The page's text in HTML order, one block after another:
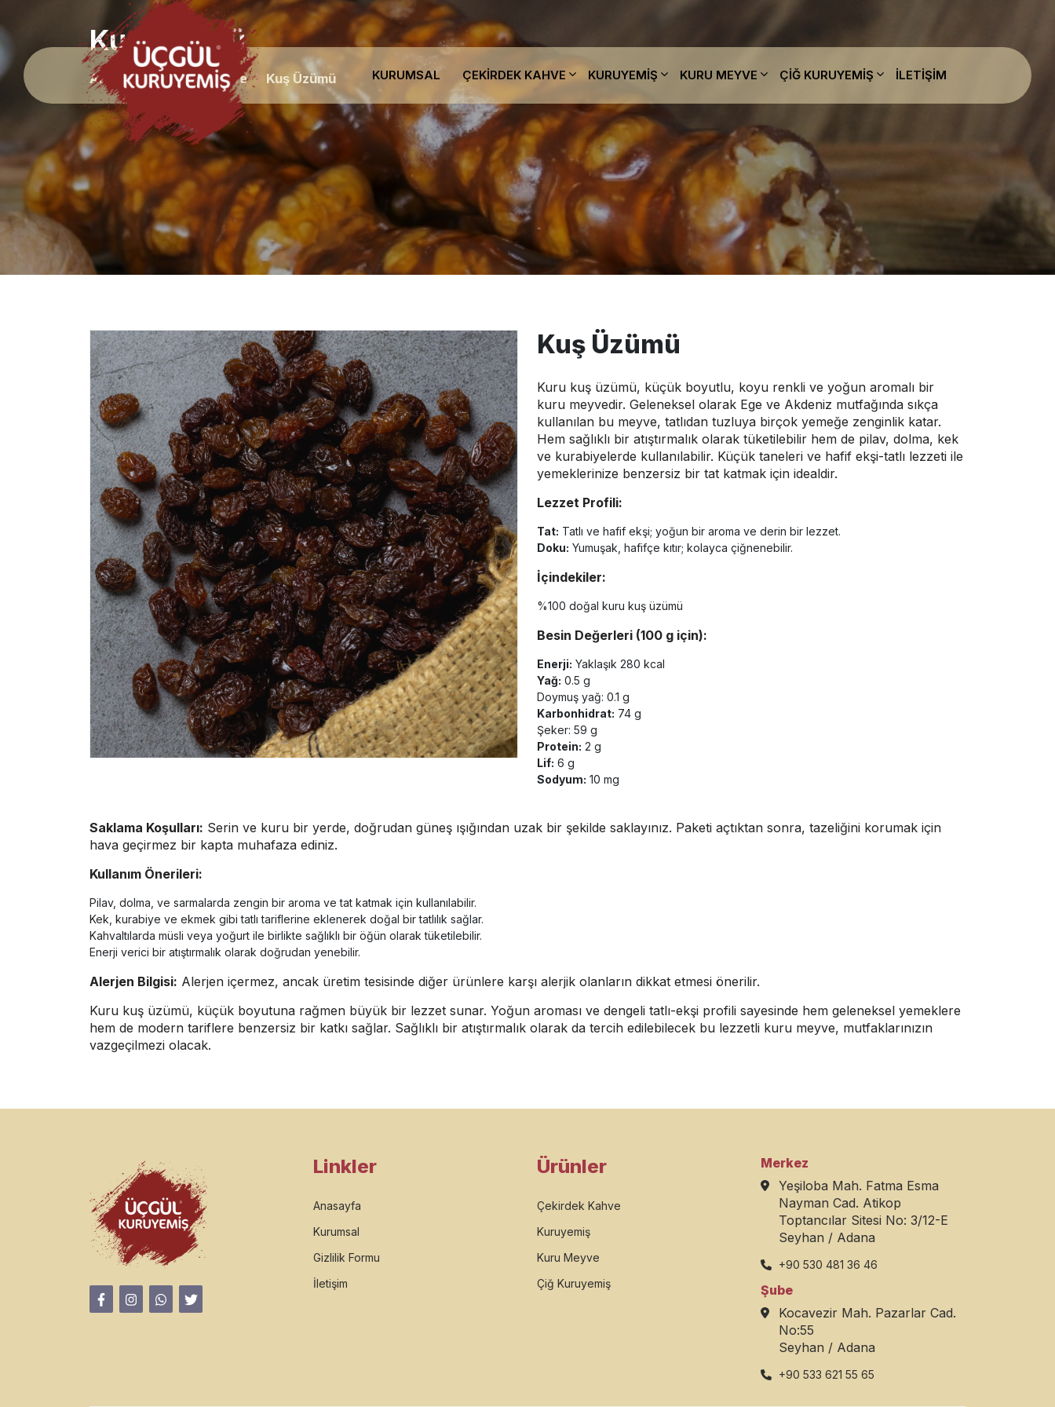
KURUMSAL ÇEKIRDEK KAHVE KURUYEMIŞ KURU MEYVE ÇIĞ KURUYEMIŞ İLETIŞIM
Kuş Üzümü
Anasayfa Kuru Meyve Kuş Üzümü
Kuş Üzümü
Kuru kuş üzümü, küçük boyutlu, koyu renkli ve yoğun aromalı bir
kuru meyvedir. Geleneksel olarak Ege ve Akdeniz mutfağında sıkça
kullanılan bu meyve, tatlıdan tuzluya birçok yemeğe zenginlik katar.
Hem sağlıklı bir atıştırmalık olarak tüketilebilir hem de pilav, dolma, kek
ve kurabiyelerde kullanılabilir. Küçük taneleri ve hafif ekşi-tatlı lezzeti ile
yemeklerinize benzersiz bir tat katmak için idealdir.
Lezzet Profili:
Tat: Tatlı ve hafif ekşi; yoğun bir aroma ve derin bir lezzet.
Doku: Yumuşak, hafifçe kıtır; kolayca çiğnenebilir.
İçindekiler:
%100 doğal kuru kuş üzümü
Besin Değerleri (100 g için):
Enerji: Yaklaşık 280 kcal
Yağ: 0.5 g
Doymuş yağ: 0.1 g
Karbonhidrat: 74 g
Şeker: 59 g
Protein: 2 g
Lif: 6 g
Sodyum: 10 mg
Saklama Koşulları: Serin ve kuru bir yerde, doğrudan güneş ışığından uzak bir şekilde saklayınız. Paketi açtıktan sonra, tazeliğini korumak için
hava geçirmez bir kapta muhafaza ediniz.
Kullanım Önerileri:
Pilav, dolma, ve sarmalarda zengin bir aroma ve tat katmak için kullanılabilir.
Kek, kurabiye ve ekmek gibi tatlı tariflerine eklenerek doğal bir tatlılık sağlar.
Kahvaltılarda müsli veya yoğurt ile birlikte sağlıklı bir öğün olarak tüketilebilir.
Enerji verici bir atıştırmalık olarak doğrudan yenebilir.
Alerjen Bilgisi: Alerjen içermez, ancak üretim tesisinde diğer ürünlere karşı alerjik olanların dikkat etmesi önerilir.
Kuru kuş üzümü, küçük boyutuna rağmen büyük bir lezzet sunar. Yoğun aroması ve dengeli tatlı-ekşi profili sayesinde hem geleneksel yemeklere
hem de modern tariflere benzersiz bir katkı sağlar. Sağlıklı bir atıştırmalık olarak da tercih edilebilecek bu lezzetli kuru meyve, mutfaklarınızın
vazgeçilmezi olacak.
Linkler
Anasayfa
Kurumsal
Gizlilik Formu
İletişim
Ürünler
Çekirdek Kahve
Kuruyemiş
Kuru Meyve
Çiğ Kuruyemiş
Merkez
Yeşiloba Mah. Fatma Esma
Nayman Cad. Atikop
Toptancılar Sitesi No: 3/12-E
Seyhan / Adana
+90 530 481 36 46
Şube
Kocavezir Mah. Pazarlar Cad.
No:55
Seyhan / Adana
+90 533 621 55 65